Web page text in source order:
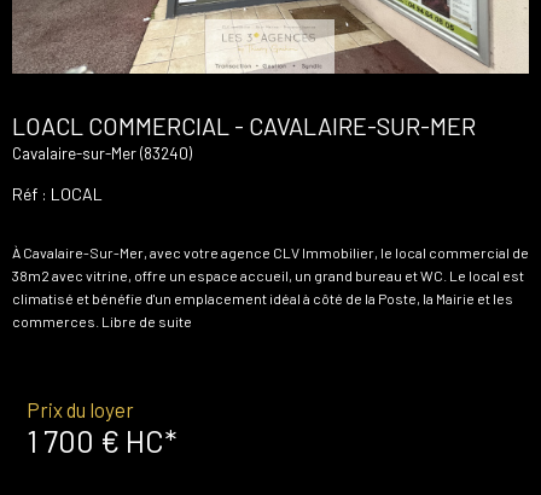
LOACL COMMERCIAL - CAVALAIRE-SUR-MER
Cavalaire-sur-Mer (83240)
Réf : LOCAL
À Cavalaire-Sur-Mer, avec votre agence CLV Immobilier, le local commercial de
38m2 avec vitrine, offre un espace accueil, un grand bureau et WC. Le local est
climatisé et bénéfie d'un emplacement idéal à côté de la Poste, la Mairie et les
commerces. Libre de suite
Prix du loyer
1 700 € HC*